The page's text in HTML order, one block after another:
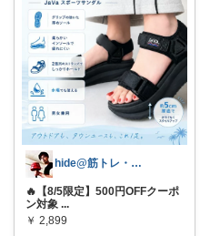
hide@筋トレ・健康・ダイエット
🔥【8/5限定】500円OFFクーポ
ン対象 ...
￥ 2,899